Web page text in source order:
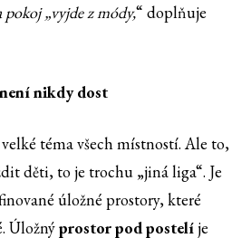
pokoj „vyjde z módy,“ doplňuje
nikdy dost
téma všech místností. Ale to,
děti, to je trochu „jiná liga“. Je
úložné prostory, které
Úložnýprostor pod postelíje